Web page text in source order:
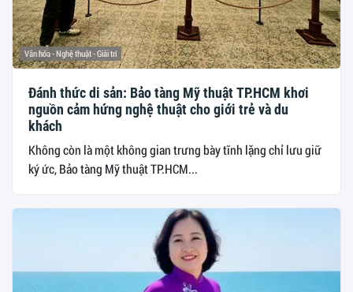
Văn hóa - Nghệ thuật - Giải trí
Đánh thức di sản: Bảo tàng Mỹ thuật TP.HCM khơi
nguồn cảm hứng nghệ thuật cho giới trẻ và du
khách
Không còn là một không gian trưng bày tĩnh lặng chỉ lưu giữ
ký ức, Bảo tàng Mỹ thuật TP.HCM...